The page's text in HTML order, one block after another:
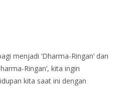
menjadi ‘Dharma-Ringan’ dan
Ringan’, kita ingin
kita saat ini dengan